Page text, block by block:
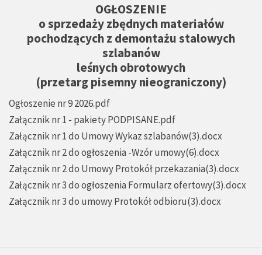
OGŁOSZENIE
o sprzedaży zbędnych materiałów
pochodzących z demontażu stalowych
szlabanów
leśnych obrotowych
(przetarg pisemny nieograniczony)
Ogłoszenie nr 9 2026.pdf
Załącznik nr 1 - pakiety PODPISANE.pdf
Załącznik nr 1 do Umowy Wykaz szlabanów(3).docx
Załącznik nr 2 do ogłoszenia -Wzór umowy(6).docx
Załącznik nr 2 do Umowy Protokół przekazania(3).docx
Załącznik nr 3 do ogłoszenia Formularz ofertowy(3).docx
Załącznik nr 3 do umowy Protokół odbioru(3).docx